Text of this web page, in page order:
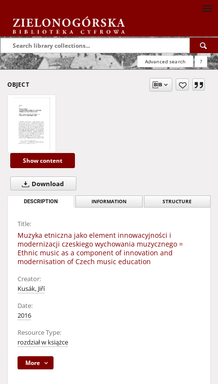
Advanced search ?
OBJECT
Show content
Download
DESCRIPTION INFORMATION STRUCTURE
Title:
Muzyka etniczna jako element innowacyjności i
modernizacji czeskiego wychowania muzycznego =
Ethnic music as a component of innovation and
modernisation of Czech music education
Creator:
Kusák, Jiří
Date:
2016
Resource Type:
rozdział w książce
More